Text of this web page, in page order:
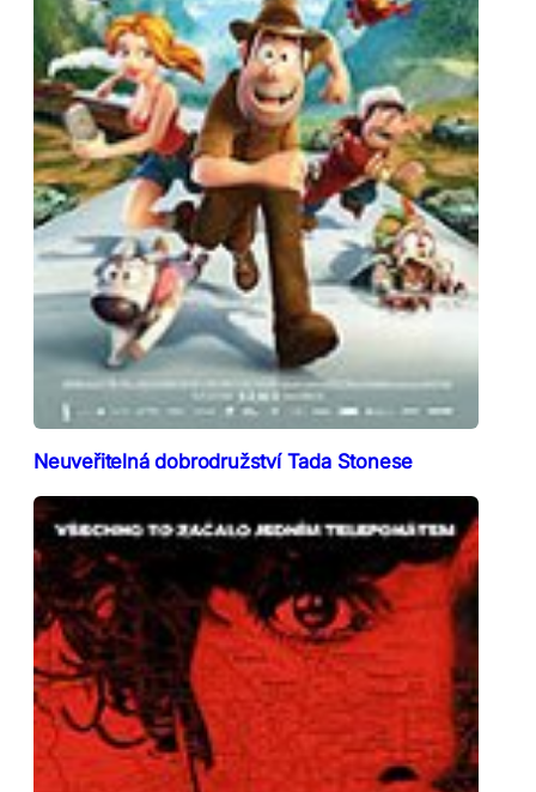
Neuveřitelná dobrodružství Tada Stonese